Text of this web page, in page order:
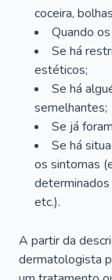
coceira,
Quando
Se há
estéticos;
Se há
semelhantes;
Se já
Se há
os sintomas
etc.).
A partir da
dermatologista